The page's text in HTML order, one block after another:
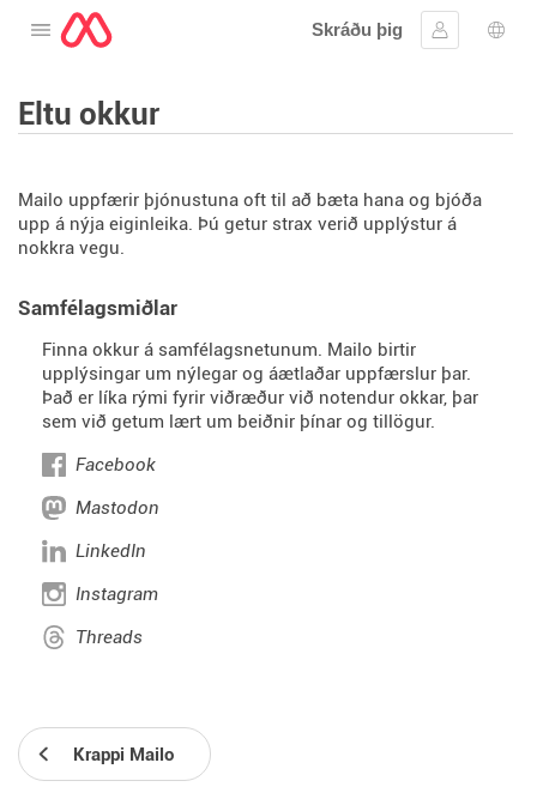
Opna valmyndina
Skráðu þig
Skráðu þig
Eltu okkur
Mailo uppfærir þjónustuna oft til að bæta hana og bjóða
upp á nýja eiginleika. Þú getur strax verið upplýstur á
nokkra vegu.
Samfélagsmiðlar
Finna okkur á samfélagsnetunum. Mailo birtir
upplýsingar um nýlegar og áætlaðar uppfærslur þar.
Það er líka rými fyrir viðræður við notendur okkar, þar
sem við getum lært um beiðnir þínar og tillögur.
Facebook
Mastodon
LinkedIn
Instagram
Threads
Krappi Mailo